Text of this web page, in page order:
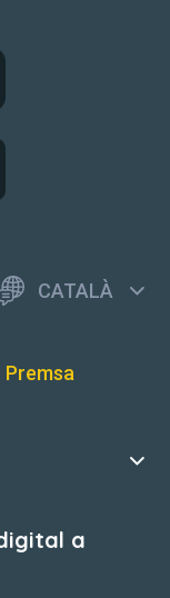
CATALÀ
Premsa
a